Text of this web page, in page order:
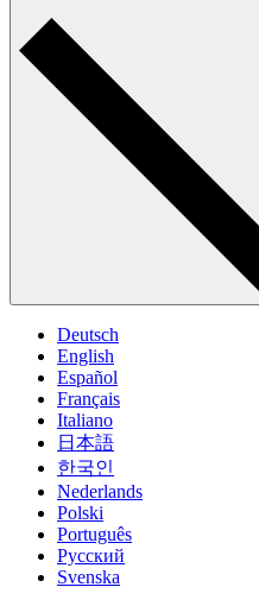
Deutsch
English
Español
Français
Italiano
日本語
한국인
Nederlands
Polski
Português
Pусский
Svenska